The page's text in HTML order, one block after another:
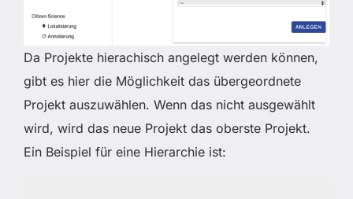
Da Projekte hierachisch angelegt werden können,
gibt es hier die Möglichkeit das übergeordnete
Projekt auszuwählen. Wenn das nicht ausgewählt
wird, wird das neue Projekt das oberste Projekt.
Ein Beispiel für eine Hierarchie ist: